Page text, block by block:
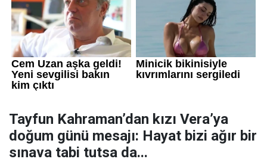
Tayfun Kahraman’dan kızı Vera’ya
doğum günü mesajı: Hayat bizi ağır bir
sınava tabi tutsa da...